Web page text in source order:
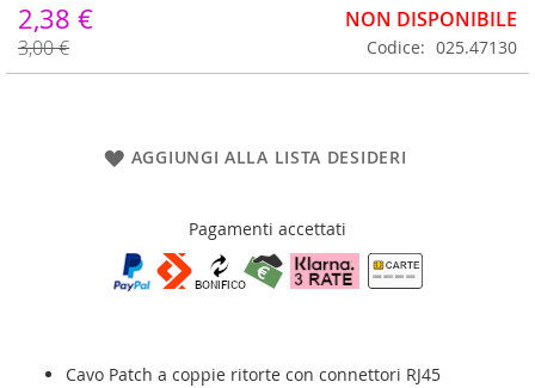
2,38 €
3,00 €
NON DISPONIBILE
Codice 025.47130
AGGIUNGI ALLA LISTA DESIDERI
Pagamenti accettati
Cavo Patch a coppie ritorte con connettori RJ45